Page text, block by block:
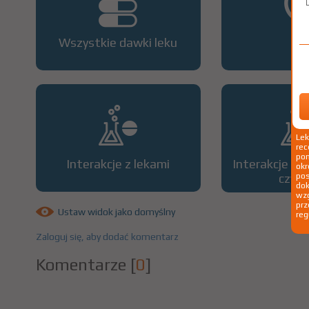
Wszystkie dawki leku
Interakcje z lekami
Interakcje z
Ustaw widok jako domyślny
Zaloguj się, aby dodać komentarz
Komentarze [0]